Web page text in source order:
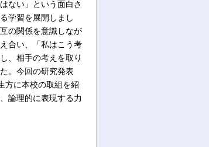
ない」という面白さ
学習を展開しまし
の関係を意識しなが
合い、「私はこう考
、相手の考えを取り
。今回の研究発表
方に本校の取組を紹
論理的に表現する力